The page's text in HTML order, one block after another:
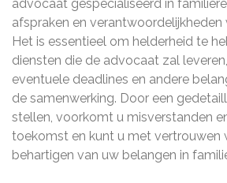
advocaat gespecialiseerd in
afspraken en
Het is essentieel om helderheid te
diensten die de advocaat zal
eventuele deadlines en andere
de samenwerking. Door een
stellen, voorkomt u misverstanden
toekomst en kunt u met vertrouwen
behartigen van uw belangen in